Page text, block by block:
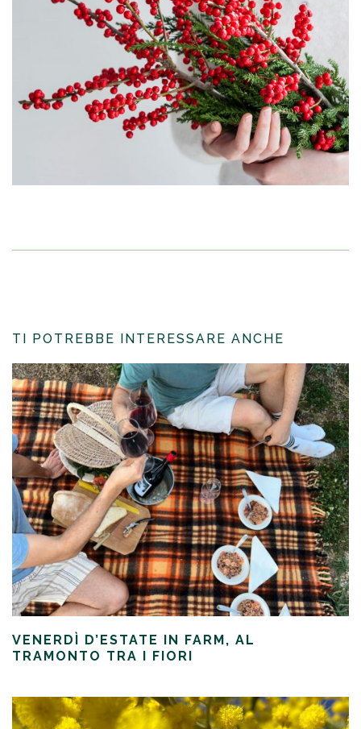
TI POTREBBE INTERESSARE ANCHE
VENERDÌ D’ESTATE IN FARM, AL
TRAMONTO TRA I FIORI